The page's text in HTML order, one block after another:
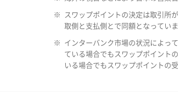
※
スワップポイントの決定は取引所
取側と支払側とで同額となっていま
※
インターバンク市場の状況によっ
ている場合でもスワップポイント
いる場合でもスワップポイントの